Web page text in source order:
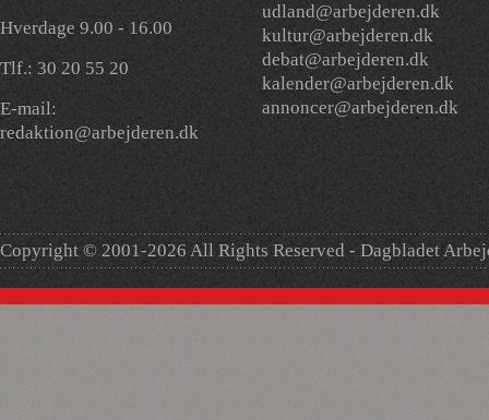
Hverdage 9.00 - 16.00
Tlf.: 30 20 55 20
E-mail:
redaktion@arbejderen.dk
udland@arbejderen.dk
kultur@arbejderen.dk
debat@arbejderen.dk
kalender@arbejderen.dk
annoncer@arbejderen.dk
Copyright © 2001-2026 All Rights Reserved - Dagbladet